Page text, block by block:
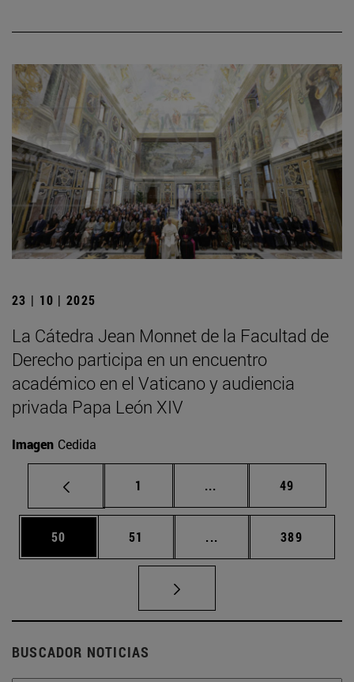
23 | 10 | 2025
La Cátedra Jean Monnet de la Facultad de
Derecho participa en un encuentro
académico en el Vaticano y audiencia
privada Papa León XIV
Imagen Cedida
Página
1 ... Páginas intermedias
Página
49
Página
50 Página
51 ... Páginas intermedias
Página
389
BUSCADOR NOTICIAS